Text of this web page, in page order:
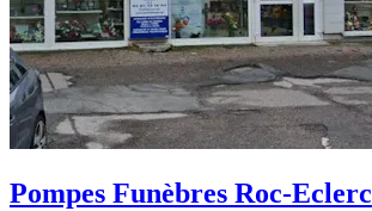
Pompes Funèbres Roc-Eclerc